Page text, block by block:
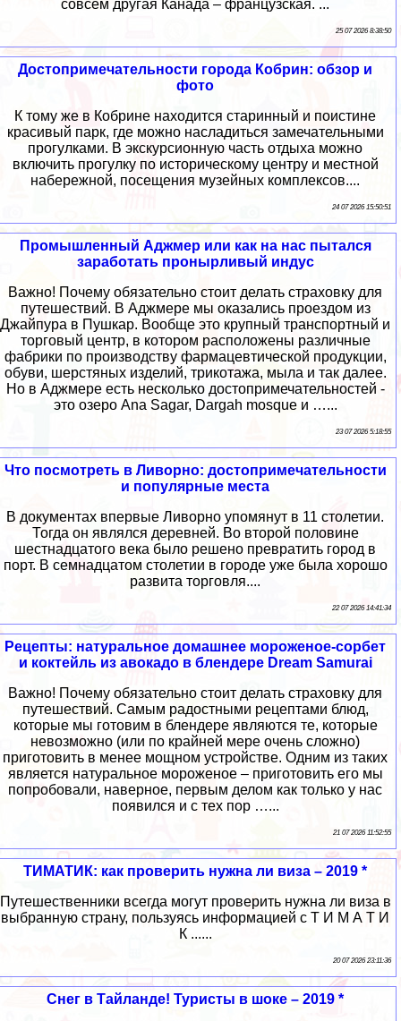
совсем другая Канада – французская. ...
25 07 2026 8:38:50
Достопримечательности города Кобрин: обзор и
фото
К тому же в Кобрине находится старинный и поистине
красивый парк, где можно насладиться замечательными
прогулками. В экскурсионную часть отдыха можно
включить прогулку по историческому центру и местной
набережной, посещения музейных комплексов....
24 07 2026 15:50:51
Промышленный Аджмер или как на нас пытался
заработать пронырливый индус
Важно! Почему обязательно стоит делать страховку для
путешествий. В Аджмере мы оказались проездом из
Джайпура в Пушкар. Вообще это крупный транспортный и
торговый центр, в котором расположены различные
фабрики по производству фармацевтической продукции,
обуви, шерстяных изделий, трикотажа, мыла и так далее.
Но в Аджмере есть несколько достопримечательностей -
это озеро Ana Sagar, Dargah mosque и …...
23 07 2026 5:18:55
Что посмотреть в Ливорно: достопримечательности
и популярные места
В документах впервые Ливорно упомянут в 11 столетии.
Тогда он являлся деревней. Во второй половине
шестнадцатого века было решено превратить город в
порт. В семнадцатом столетии в городе уже была хорошо
развита торговля....
22 07 2026 14:41:34
Рецепты: натуральное домашнее мороженое-сорбет
и коктейль из авокадо в блендере Dream Samurai
Важно! Почему обязательно стоит делать страховку для
путешествий. Самым радостными рецептами блюд,
которые мы готовим в блендере являются те, которые
невозможно (или по крайней мере очень сложно)
приготовить в менее мощном устройстве. Одним из таких
является натуральное мороженое – приготовить его мы
попробовали, наверное, первым делом как только у нас
появился и с тех пор …...
21 07 2026 11:52:55
ТИМАТИК: как проверить нужна ли виза – 2019 *
Путешественники всегда могут проверить нужна ли виза в
выбранную страну, пользуясь информацией с Т И М А Т И
К ......
20 07 2026 23:11:36
Снег в Тайланде! Туристы в шоке – 2019 *